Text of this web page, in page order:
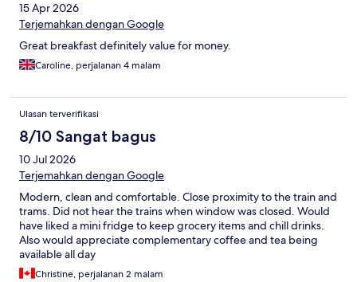
15 Apr 2026
Terjemahkan dengan Google
Great breakfast definitely value for money.
Caroline, perjalanan 4 malam
Ulasan terverifikasi
8/10 Sangat bagus
10 Jul 2026
Terjemahkan dengan Google
Modern, clean and comfortable. Close proximity to the train and
trams. Did not hear the trains when window was closed. Would
have liked a mini fridge to keep grocery items and chill drinks.
Also would appreciate complementary coffee and tea being
available all day
Christine, perjalanan 2 malam